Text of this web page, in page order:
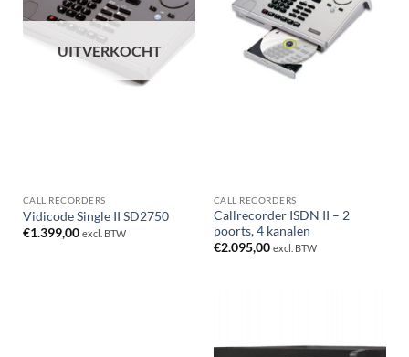
UITVERKOCHT
CALL RECORDERS
Vidicode Single II SD2750
€1.399,00 excl. BTW
CALL RECORDERS
Callrecorder ISDN II – 2
poorts, 4 kanalen
€2.095,00 excl. BTW